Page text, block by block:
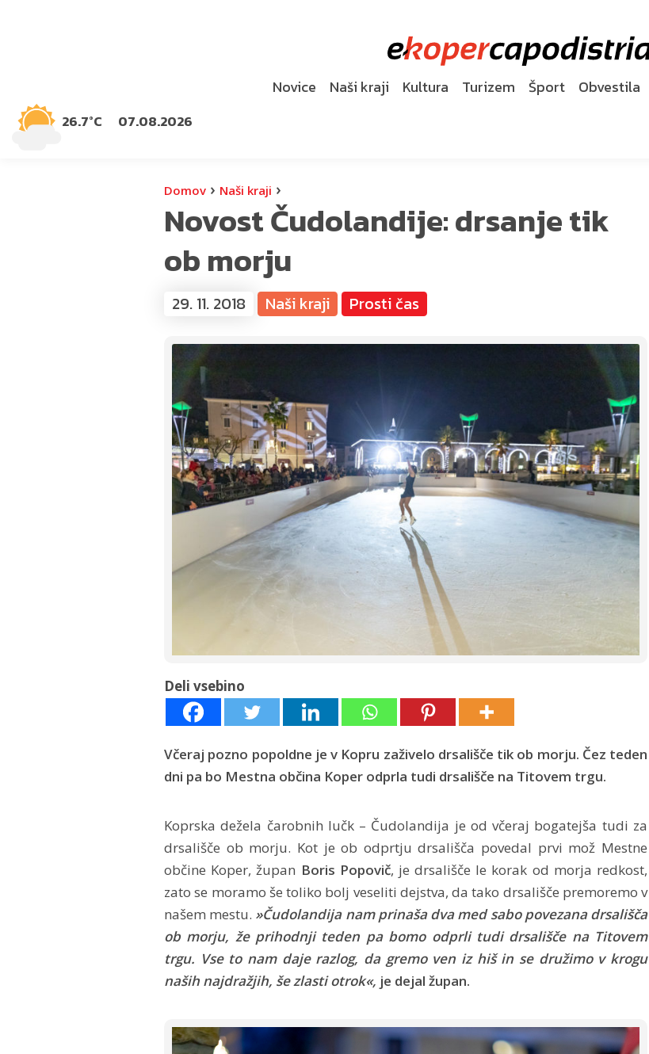
26.7°C 07.08.2026
Novice Naši kraji Kultura Turizem Šport Obvestila
Domov › Naši kraji ›
Novost Čudolandije: drsanje tik
ob morju
29. 11. 2018 Naši kraji Prosti čas
Deli vsebino
Včeraj pozno popoldne je v Kopru zaživelo drsališče tik ob morju. Čez teden
dni pa bo Mestna občina Koper odprla tudi drsališče na Titovem trgu.
Koprska dežela čarobnih lučk – Čudolandija je od včeraj bogatejša tudi za
drsališče ob morju. Kot je ob odprtju drsališča povedal prvi mož Mestne
občine Koper, župan Boris Popovič, je drsališče le korak od morja redkost,
zato se moramo še toliko bolj veseliti dejstva, da tako drsališče premoremo v
našem mestu. »Čudolandija nam prinaša dva med sabo povezana drsališča
ob morju, že prihodnji teden pa bomo odprli tudi drsališče na Titovem
trgu. Vse to nam daje razlog, da gremo ven iz hiš in se družimo v krogu
naših najdražjih, še zlasti otrok«, je dejal župan.